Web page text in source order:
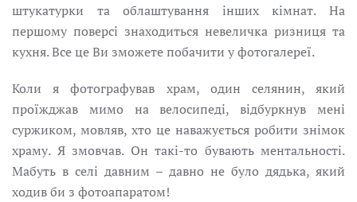
штукатурки та облаштування інших кімнат. На
першому поверсі знаходиться невеличка ризниця та
кухня. Все це Ви зможете побачити у фотогалереї.
Коли я фотографував храм, один селянин, який
проїжджав мимо на велосипеді, відбуркнув мені
суржиком, мовляв, хто це наважується робити знімок
храму. Я змовчав. Он такі-то бувають ментальності.
Мабуть в селі давним – давно не було дядька, який
ходив би з фотоапаратом!